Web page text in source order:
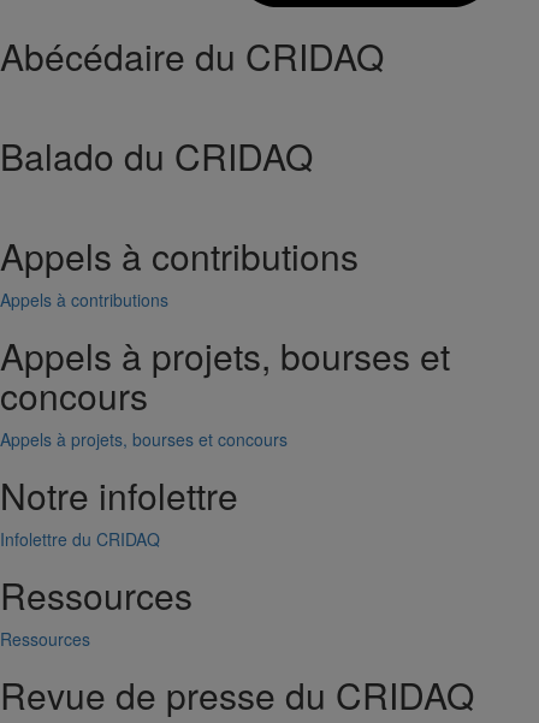
Abécédaire du CRIDAQ
Balado du CRIDAQ
Appels à contributions
Appels à contributions
Appels à projets, bourses et
concours
Appels à projets, bourses et concours
Notre infolettre
Infolettre du CRIDAQ
Ressources
Ressources
Revue de presse du CRIDAQ